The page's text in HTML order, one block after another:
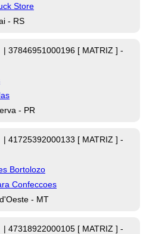
Store
- RS
| 37846951000196 [ MATRIZ ] -
- PR
| 41725392000133 [ MATRIZ ] -
Bortolozo
Confeccoes
- MT
| 47318922000105 [ MATRIZ ] -